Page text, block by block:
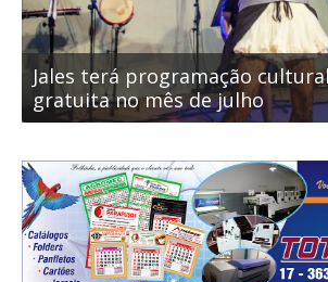
Jales terá programação
gratuita no mês de julho